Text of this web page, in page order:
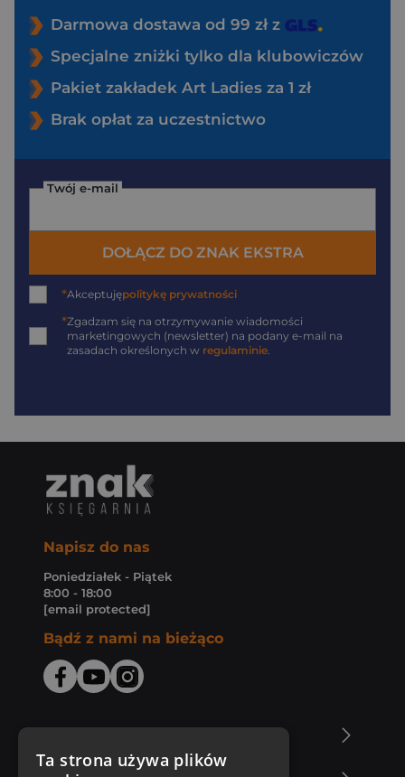
Darmowa dostawa od 99 zł z
Specjalne zniżki tylko dla klubowiczów
Pakiet zakładek Art Ladies za 1 zł
Brak opłat za uczestnictwo
Twój e-mail
DOŁĄCZ DO ZNAK EKSTRA
*Akceptujępolitykę prywatności
*Zgadzam się na otrzymywanie wiadomości
marketingowych (newsletter) na podany e-mail na
zasadach określonych w regulaminie.
Napisz do nas
Poniedziałek - Piątek
8:00 - 18:00
[email protected]
Bądź z nami na bieżąco
Ta strona używa plików